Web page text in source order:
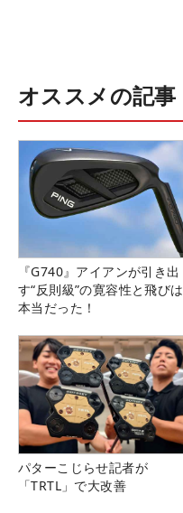
オススメの記事
『G740』アイアンが引き出
す“反則級”の寛容性と飛びは
本当だった！
パターこじらせ記者が
「TRTL」で大改善